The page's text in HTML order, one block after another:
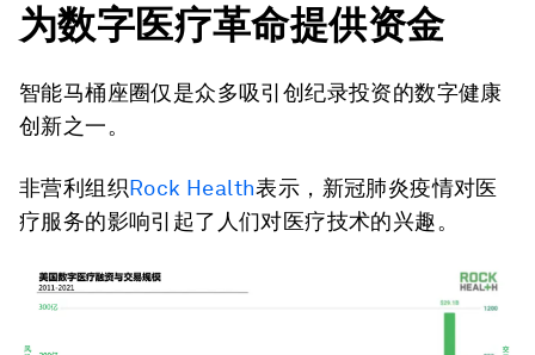
为数字医疗革命提供资金
智能马桶座圈仅是众多吸引创纪录投资的数字健康
创新之一。
非营利组织Rock Health表示，新冠肺炎疫情对医
疗服务的影响引起了人们对医疗技术的兴趣。